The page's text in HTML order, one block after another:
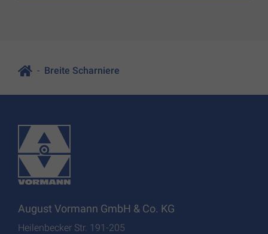
Breite Scharniere
August Vormann GmbH & Co. KG
Heilenbecker Str. 191-205